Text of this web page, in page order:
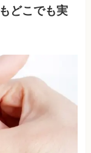
どこでも実